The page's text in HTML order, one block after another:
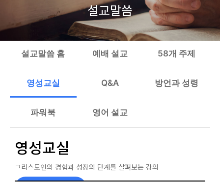
설교말씀
설교말씀 홈 예배 설교 58개 주제
영성교실 Q&A 방언과 성령
파워북 영어 설교
영성교실
그리스도인의 경험과 성장의 단계를 살펴보는 강의